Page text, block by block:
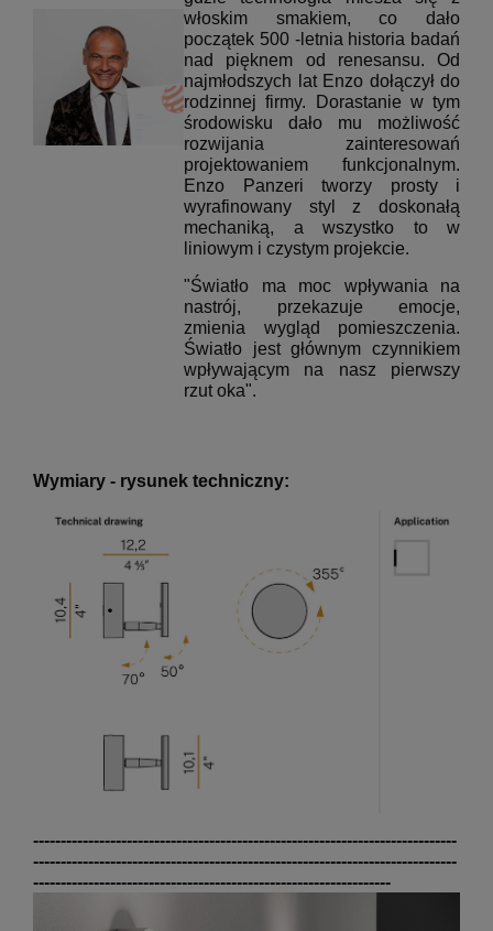
włoskim smakiem, co dało
początek 500 -letnia historia badań
nad pięknem od renesansu.
Od
najmłodszych lat Enzo dołączył do
rodzinnej firmy.
Dorastanie w tym
środowisku dało mu możliwość
rozwijania zainteresowań
projektowaniem funkcjonalnym.
Enzo Panzeri tworzy prosty i
wyrafinowany styl z doskonałą
mechaniką, a wszystko to w
liniowym i czystym projekcie.
"Światło ma moc wpływania na
nastrój, przekazuje emocje,
zmienia wygląd pomieszczenia.
Światło jest głównym czynnikiem
wpływającym na nasz pierwszy
rzut oka".
Wymiary - rysunek techniczny:
-----------------------------------------------------------------------------
-----------------------------------------------------------------------------
-----------------------------------------------------------------